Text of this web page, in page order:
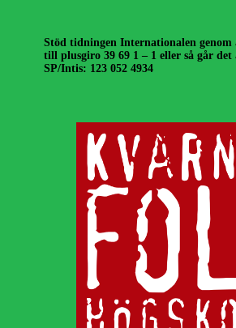
Stöd tidningen Internationalen genom
till plusgiro 39 69 1 – 1 eller så går
SP/Intis: 123 052 4934